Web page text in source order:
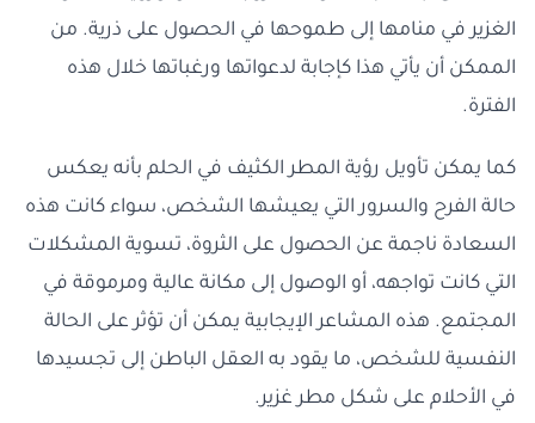
الغزير في منامها إلى طموحها في الحصول على ذرية. من
الممكن أن يأتي هذا كإجابة لدعواتها ورغباتها خلال هذه
الفترة.
كما يمكن تأويل رؤية المطر الكثيف في الحلم بأنه يعكس
حالة الفرح والسرور التي يعيشها الشخص، سواء كانت هذه
السعادة ناجمة عن الحصول على الثروة، تسوية المشكلات
التي كانت تواجهه، أو الوصول إلى مكانة عالية ومرموقة في
المجتمع. هذه المشاعر الإيجابية يمكن أن تؤثر على الحالة
النفسية للشخص، ما يقود به العقل الباطن إلى تجسيدها
في الأحلام على شكل مطر غزير.